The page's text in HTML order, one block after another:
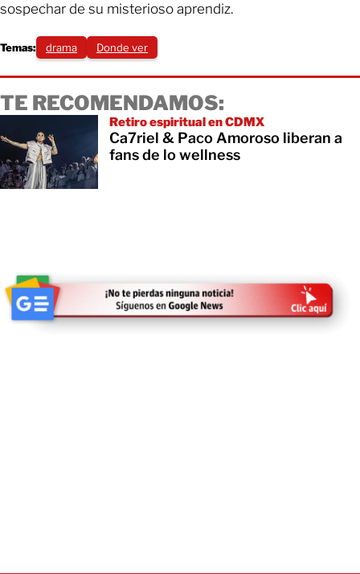
sospechar de su misterioso aprendiz.
Temas: drama Donde ver
TE RECOMENDAMOS:
Retiro espiritual en CDMX
Ca7riel & Paco Amoroso liberan a
fans de lo wellness